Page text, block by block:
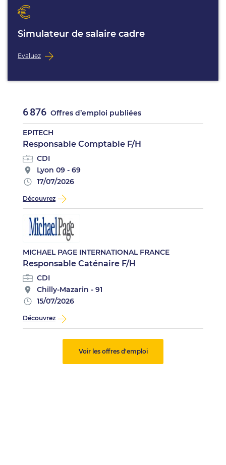
Simulateur de salaire cadre
Evaluez
6 876 Offres d’emploi publiées
EPITECH
Responsable Comptable F/H
CDI
Lyon 09 - 69
17/07/2026
Découvrez
MICHAEL PAGE INTERNATIONAL FRANCE
Responsable Caténaire F/H
CDI
Chilly-Mazarin - 91
15/07/2026
Découvrez
Voir les offres d'emploi